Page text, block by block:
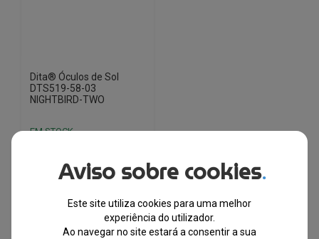
Dita® Óculos de Sol
DTS519-58-03
NIGHTBIRD-TWO
EM STOCK
€ 511.69
Aviso sobre cookies.
Este site utiliza cookies para uma melhor
experiência do utilizador.
Ao navegar no site estará a consentir a sua